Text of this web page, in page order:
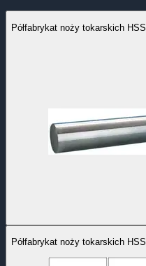
Półfabrykat noży tokarskich
Półfabrykat noży tokarskich